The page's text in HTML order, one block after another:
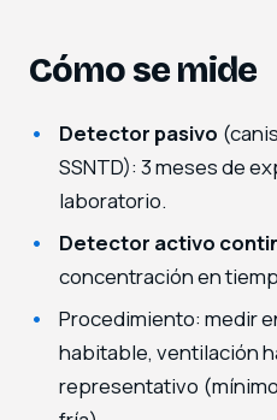
Cómo se mide
Detector pasivo
SSNTD): 3 meses de
laboratorio.
Detector activo
concentración en
Procedimiento: medir
habitable, ventilación
representativo